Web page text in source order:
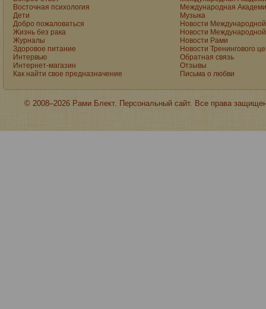
Восточная психология
Дети
Добро пожаловаться
Жизнь без рака
Журналы
Здоровое питание
Интервью
Интернет-магазин
Как найти свое предназначение
Международная
Музыка
Новости
Новости
Новости Рами
Новости Тренингового
Обратная связь
Отзывы
Письма о любви
© 2008–2026 Рами Блект. Персональный сайт. Все права